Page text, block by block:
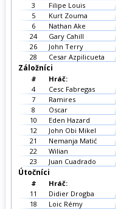
3
Filipe Louis
5
Kurt Zouma
6
Nathan Ake
24
Gary Cahill
26
John Terry
28
Cesar Azpilicueta
Záložníci
#
Hráč:
4
Cesc Fabregas
7
Ramires
8
Oscar
10
Eden Hazard
12
John Obi Mikel
21
Nemanja Matić
22
Wilian
23
Juan Cuadrado
Útočníci
#
Hráč:
11
Didier Drogba
18
Loic Rémy